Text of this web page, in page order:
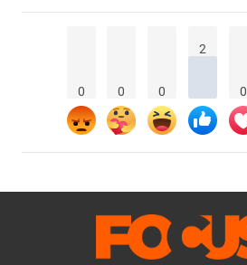
0 0 0
2
0